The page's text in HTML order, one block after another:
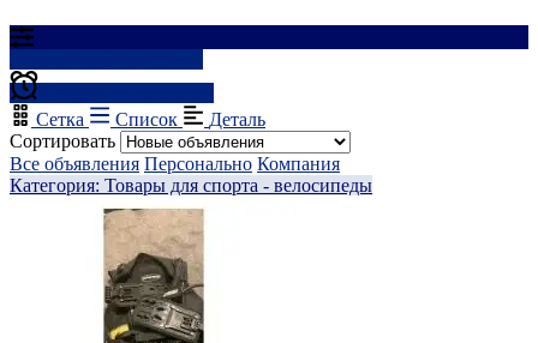
Сетка
Список
Деталь
Сортировать
Все объявления Персонально Компания
Категория: Товары для спорта - велосипеды